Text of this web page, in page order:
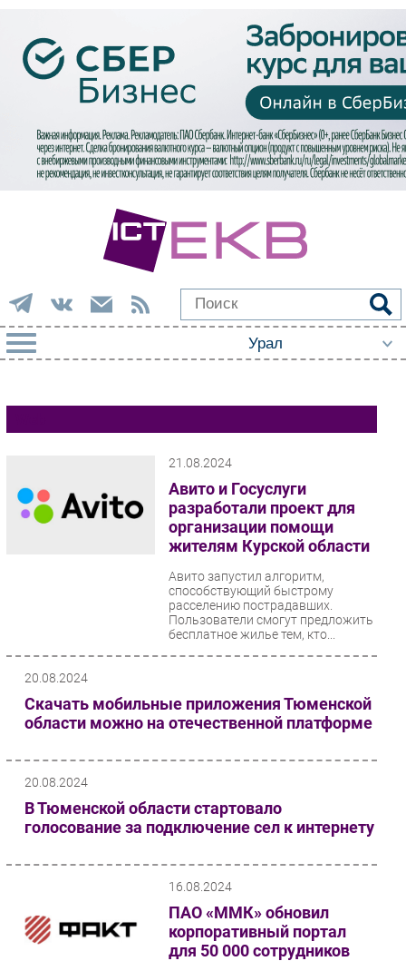
Импорто­замещение
Автоматизация Промышленности
Мобильная связь
Фиксированная связь
Оборудование
ПО
Outsourcing
Регулирование
Финансы
Web
Безопасность
Инновации
Гаджеты
Здоровье
21.08.2024
Авито и Госуслуги
разработали проект для
организации помощи
жителям Курской области
Авито запустил алгоритм,
способствующий быстрому
расселению пострадавших.
Пользователи смогут предложить
бесплатное жилье тем, кто...
20.08.2024
Скачать мобильные приложения Тюменской
области можно на отечественной платформе
20.08.2024
В Тюменской области стартовало
голосование за подключение сел к интернету
16.08.2024
ПАО «ММК» обновил
корпоративный портал
для 50 000 сотрудников